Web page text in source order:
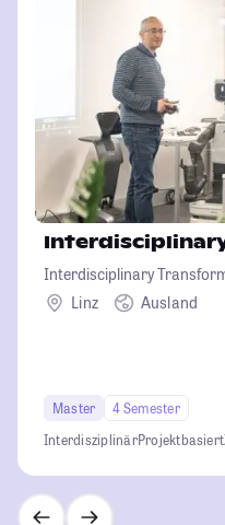
Interdisciplinary
Linz
Ausland
Master
4 Semester
InterdisziplinärProjektbasiert